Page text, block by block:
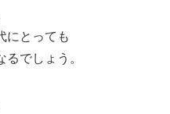
にとっても
でしょう。